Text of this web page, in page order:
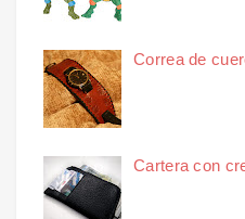
Correa de
Cartera con